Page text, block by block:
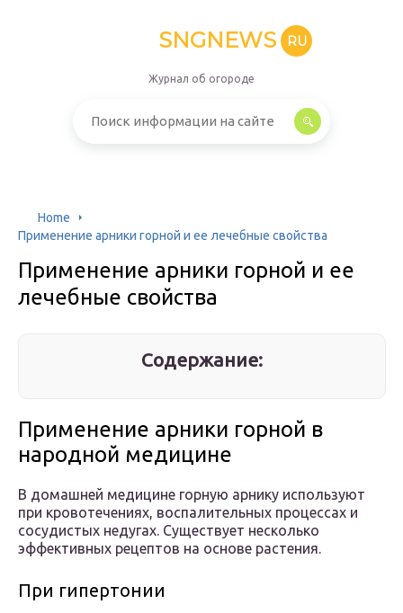
SNGNEWS RU
Журнал об огороде
Home
Применение арники горной и ее лечебные свойства
Применение арники горной и ее
лечебные свойства
Содержание:
Применение арники горной в
народной медицине
В домашней медицине горную арнику используют
при кровотечениях, воспалительных процессах и
сосудистых недугах. Существует несколько
эффективных рецептов на основе растения.
При гипертонии